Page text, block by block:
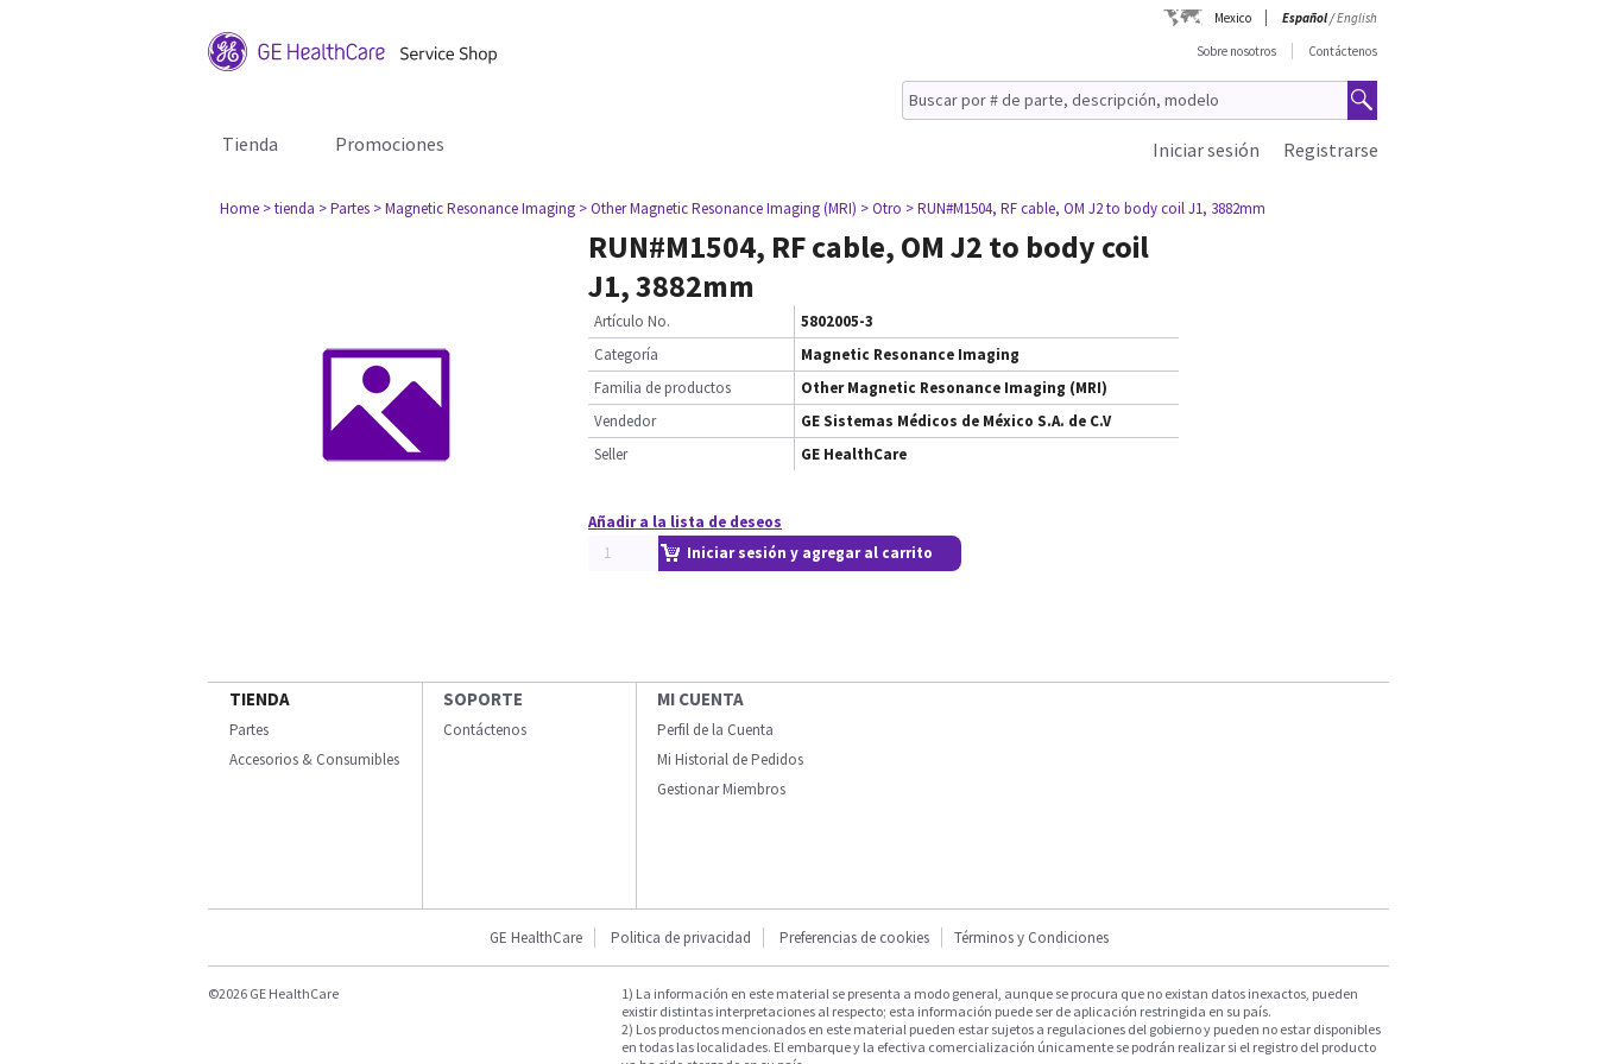
Mexico Español/English
Sobre nosotros
Contáctenos
Tienda Promociones Registrarse
Iniciar sesión
Home > tienda > Partes > Magnetic Resonance Imaging > Other Magnetic Resonance Imaging (MRI) > Otro > RUN#M1504, RF cable, OM J2 to body coil J1, 3882mm
RUN#M1504, RF cable, OM J2 to body coil
J1, 3882mm
Artículo No.
5802005-3
Categoría
Magnetic Resonance Imaging
Familia de productos
Other Magnetic Resonance Imaging (MRI)
Vendedor
GE Sistemas Médicos de México S.A. de C.V
Seller
GE HealthCare
Añadir a la lista de deseos
Iniciar sesión y agregar al carrito
TIENDA
Partes
Accesorios & Consumibles
SOPORTE
Contáctenos
MI CUENTA
Perfil de la Cuenta
Mi Historial de Pedidos
Gestionar Miembros
GE HealthCare Politica de privacidad Preferencias de cookies Términos y Condiciones
©2026 GE HealthCare
1) La información en este material se presenta a modo general, aunque se procura que no existan datos inexactos, pueden
existir distintas interpretaciones al respecto; esta información puede ser de aplicación restringida en su país.
2) Los productos mencionados en este material pueden estar sujetos a regulaciones del gobierno y pueden no estar disponibles
en todas las localidades. El embarque y la efectiva comercialización únicamente se podrán realizar si el registro del producto